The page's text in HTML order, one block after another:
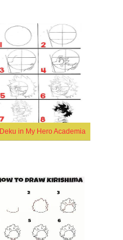
Deku in My Hero Academia